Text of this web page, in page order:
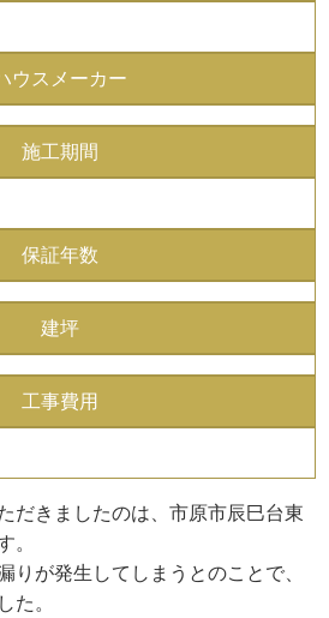
ウスメーカー
施工期間
保証年数
建坪
工事費用
だきましたのは、市原市辰巳台東
。
りが発生してしまうとのことで、
た。